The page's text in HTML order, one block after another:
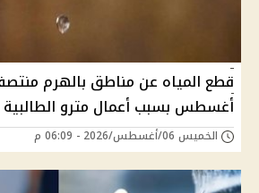
أغسطس بسبب أعمال مترو الطالبية
الخميس 06/أغسطس/2026 - 06:09 م